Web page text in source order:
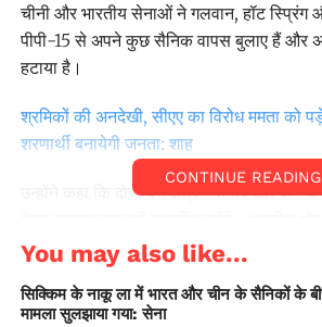
चीनी और भारतीय सेनाओं ने गलवान, हॉट स्प्रिंग
पीपी-15 से अपने कुछ सैनिक वापस बुलाए हैं और
हटाया है।
श्रमिकों की अनदेखी, सीएए का विरोध ममता को
शरणार्थी बनायेगी जनता: शाह
उन्होंने कहा कि दोनों देश क्षेत्र में तनाव और कम
सो इलाके में पांच मई को हिंसक झड़प हुई थी जिसके
आमने-सामने थे और गतिरोध बरकरार था। यह
घटनाक्रम के बाद सबसे बड़ा सैन्य गतिरोध बन रहा
CONTINUE READING
You may also like...
सिक्किम के नाकू ला में भारत और चीन के सैनिकों के बीच
मामला सुलझाया गया: सेना